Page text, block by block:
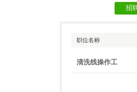
招
职位名称
清洗线操作工